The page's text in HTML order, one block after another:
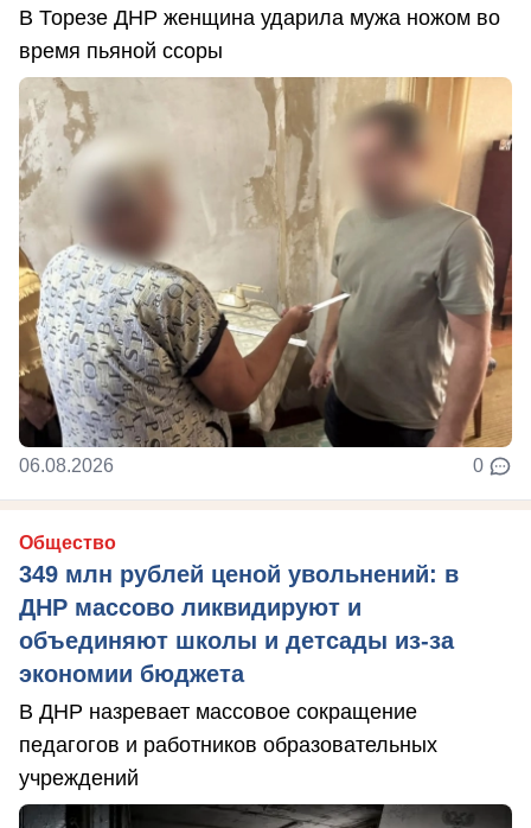
В Торезе ДНР женщина ударила мужа ножом во
время пьяной ссоры
06.08.2026 0
Общество
349 млн рублей ценой увольнений: в
ДНР массово ликвидируют и
объединяют школы и детсады из-за
экономии бюджета
В ДНР назревает массовое сокращение
педагогов и работников образовательных
учреждений